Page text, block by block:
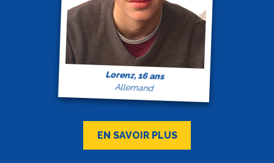
Lorenz, 16 ans
Allemand
EN SAVOIR PLUS